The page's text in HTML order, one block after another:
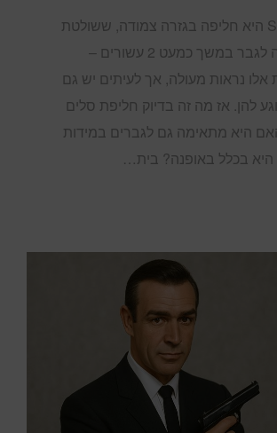
חליפת Slim Fit היא חליפה בגזרה צמודה, ששולטת
במדפי האופנה לגבר במשך כמעט 2 עשורים –
אלו נראות מעולה, אך לעיתים יש גם
להן. אז מה זה בדיוק חליפת סלים
היא מתאימה גם לגברים במידות
היא בכלל באופנה? בית…